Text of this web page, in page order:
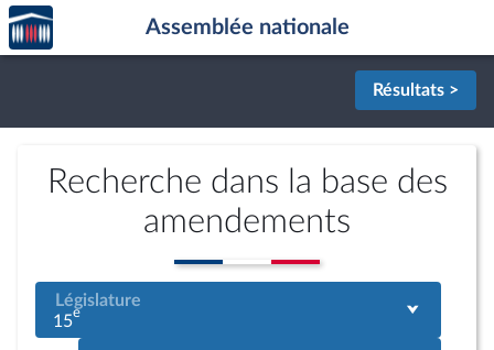
Aller au contenu
Aller en bas de la page
Accèder
à la
page
Assemblée nationale
Résultats >
Recherche dans la base des
amendements
Législature
15e